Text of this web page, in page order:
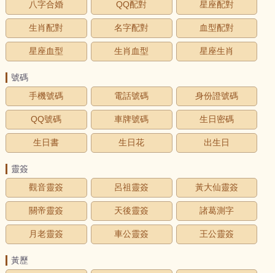
八字合婚
QQ配對 星座配對
生肖配對 名字配對 血型配對
星座血型 生肖血型 星座生肖
號碼
手機號碼
電話號碼 身份證號碼
QQ號碼 車牌號碼 生日密碼
生日書 生日花 出生日
靈簽
觀音靈簽
呂祖靈簽 黃大仙靈簽
關帝靈簽 天後靈簽 諸葛測字
月老靈簽 車公靈簽 王公靈簽
黃歷